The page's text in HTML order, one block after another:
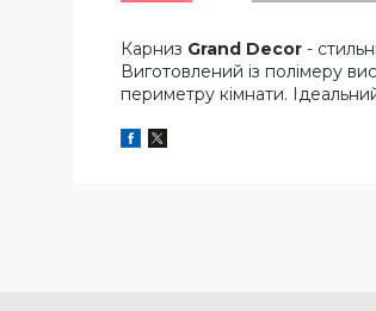
Карниз Grand Decor -
Виготовлений із полімеру
периметру кімнати.